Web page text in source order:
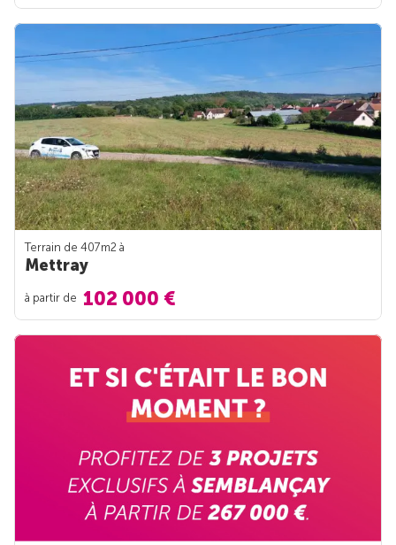
Terrain de 407m2 à
Mettray
à partir de 102 000 €